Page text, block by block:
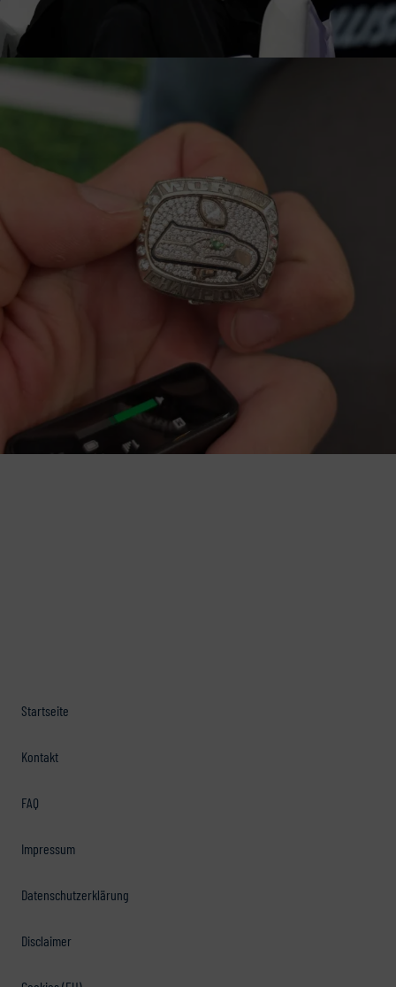
Startseite
Kontakt
FAQ
Impressum
Datenschutzerklärung
Disclaimer